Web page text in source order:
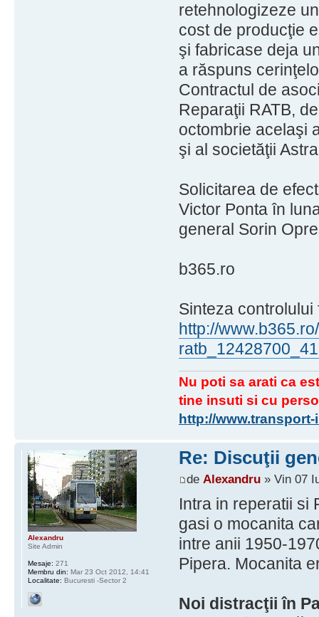
retehnologizeze
cost de producţie
şi fabricase deja
a răspuns
Contractul de
Reparaţii RATB,
octombrie acelaşi
şi al societăţii
Solicitarea de
Victor Ponta în
general Sorin
b365.ro
Sinteza
http://
Nu poti sa arati ca
tine insuti si cu
http://
Re: Discuţii
de Alexandru» Vin 07
Intra in reperatii si
gasi o mocanita
intre anii 1950-
Pipera. Mocanita
Noi distracţii în
Alexandru
Site Admin
Mesaje: 271
Membru din: Mar 23 Oct 2012, 14:41
Localitate: Bucuresti -Sector 2